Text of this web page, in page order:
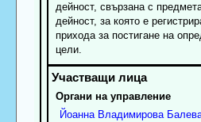
дейност, свързана c
дейност, за която е
прихода за постигане на
цели.
Органи на управление
Йоанна Владимирова